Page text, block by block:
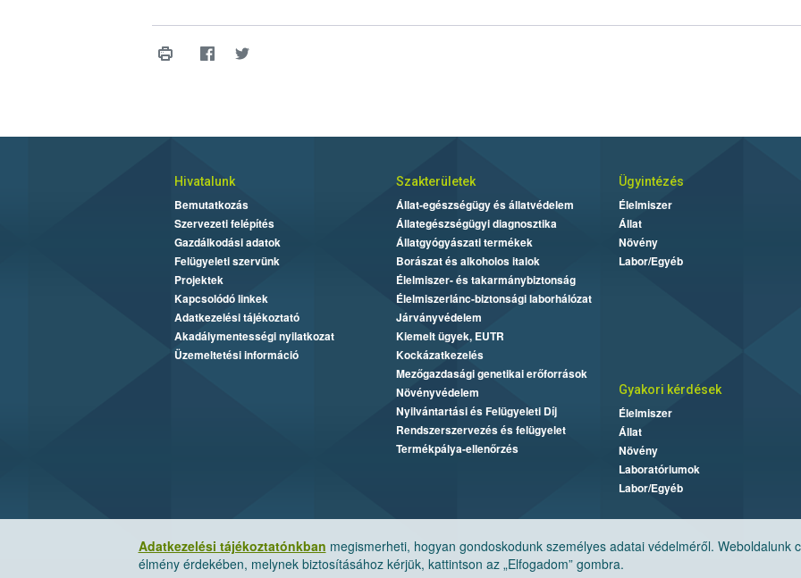
Adatkezelési tájékoztatónkban megismerheti, hogyan gondoskodunk személyes adatai védelméről. Weboldalunk
élmény érdekében, melynek biztosításához kérjük, kattintson az „Elfogadom” gombra.
Hivatalunk
Bemutatkozás
Szervezeti felépítés
Gazdálkodási adatok
Felügyeleti szervünk
Projektek
Kapcsolódó linkek
Adatkezelési tájékoztató
Akadálymentességi nyilatkozat
Üzemeltetési információ
Szakterületek
Állat-egészségügy és állatvédelem
Állategészségügyi diagnosztika
Állatgyógyászati termékek
Borászat és alkoholos italok
Élelmiszer- és takarmánybiztonság
Élelmiszerlánc-biztonsági laborhálózat
Járványvédelem
Kiemelt ügyek, EUTR
Kockázatkezelés
Mezőgazdasági genetikai erőforrások
Növényvédelem
Nyilvántartási és Felügyeleti Díj
Rendszerszervezés és felügyelet
Termékpálya-ellenőrzés
Ügyintézés
Élelmiszer
Állat
Növény
Labor/Egyéb
Gyakori kérdések
Élelmiszer
Állat
Növény
Laboratóriumok
Labor/Egyéb